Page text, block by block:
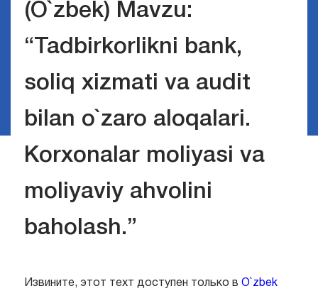
(O`zbek) Mavzu:
“Tadbirkorlikni bank,
soliq xizmati va audit
bilan o`zaro aloqalari.
Korxonalar moliyasi va
moliyaviy ahvolini
baholash.”
Извините, этот техт доступен только в O`zbek